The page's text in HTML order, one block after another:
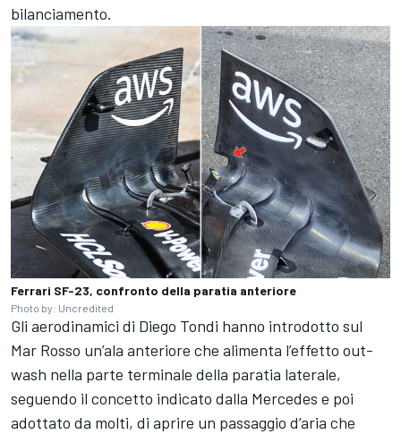
bilanciamento.
Ferrari SF-23, confronto della paratia anteriore
Photo by: Uncredited
Gli aerodinamici di Diego Tondi hanno introdotto sul
Mar Rosso un’ala anteriore che alimenta l’effetto out-
wash nella parte terminale della paratia laterale,
seguendo il concetto indicato dalla Mercedes e poi
adottato da molti, di aprire un passaggio d’aria che